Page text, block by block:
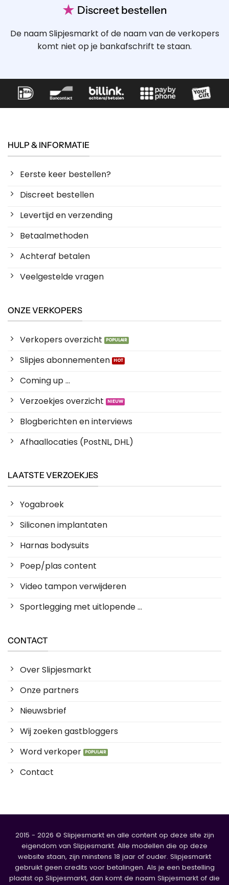
★ Discreet bestellen
De naam Slipjesmarkt of de naam van de verkopers
komt niet op je bankafschrift te staan.
HULP & INFORMATIE
Eerste keer bestellen?
Discreet bestellen
Levertijd en verzending
Betaalmethoden
Achteraf betalen
Veelgestelde vragen
ONZE VERKOPERS
Verkopers overzicht
Slipjes abonnementen
Coming up ...
Verzoekjes overzicht
Blogberichten en interviews
Afhaallocaties (PostNL, DHL)
LAATSTE VERZOEKJES
Yogabroek
Siliconen implantaten
Harnas bodysuits
Poep/plas content
Video tampon verwijderen
Sportlegging met uitlopende ...
CONTACT
Over Slipjesmarkt
Onze partners
Nieuwsbrief
Wij zoeken gastbloggers
Word verkoper
Contact
2015 - 2026 © Slipjesmarkt en alle content op deze site zijn
eigendom van Slipjesmarkt. Alle modellen die op deze
website staan, zijn minstens 18 jaar of ouder. Slipjesmarkt
gebruikt geen credits voor betalingen. Als je een bestelling
plaatst op Slipjesmarkt, dan komt de naam Slipjesmarkt of die